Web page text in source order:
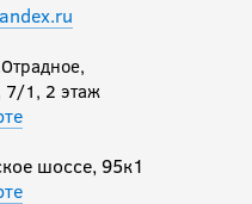
7/1, 2 этаж
шоссе, 95к1